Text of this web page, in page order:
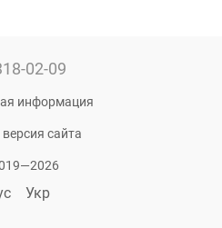
02-09
информация
сайта
Укр